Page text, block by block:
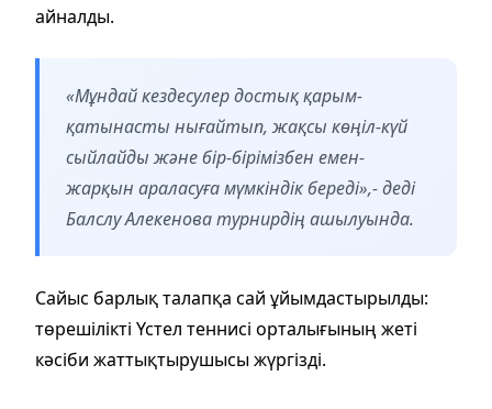
айналды.
«Мұндай кездесулер достық қарым-
қатынасты нығайтып, жақсы көңіл-күй
сыйлайды және бір-бірімізбен емен-
жарқын араласуға мүмкіндік береді»,- деді
Балслу Алекенова турнирдің ашылуында.
Сайыс барлық талапқа сай ұйымдастырылды:
төрешілікті Үстел теннисі орталығының жеті
кәсіби жаттықтырушысы жүргізді.